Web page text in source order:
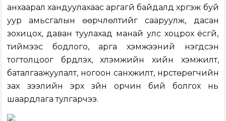
анхаарал хандуулахаас аргагүй байдалд хүргэж буй
уур амьсгалын өөрчлөлтийг сааруулж, дасан
зохицох, даван туулахад манай улс хоцрох ёсгүй,
тиймээс бодлого, арга хэмжээний нэгдсэн
тогтолцоог бүрдүүлэх, хүлэмжийн хийн хэмжилт,
баталгаажуулалт, ногоон санхүүжилт, нүүрстөрөгчийн
зах зээлийн эрх зүйн орчин бий болгох нь
шаардлага тулгарчээ.